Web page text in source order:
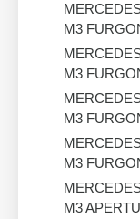
M3
M3
M3
M3
M3